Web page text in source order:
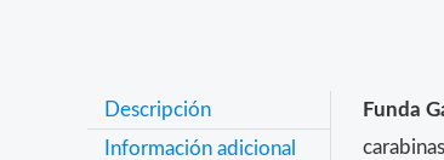
Descripción
Información adicional
Funda